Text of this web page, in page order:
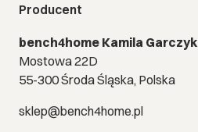
Producent
bench4home Kamila Garczyk
Mostowa 22D
55-300 Środa Śląska, Polska
sklep@bench4home.pl